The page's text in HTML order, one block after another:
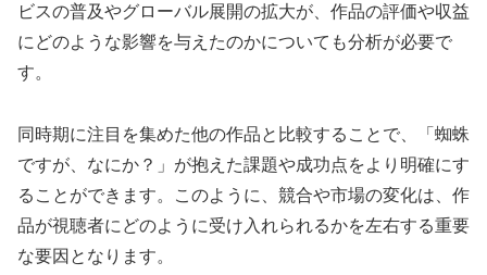
ビスの普及やグローバル展開の拡大が、作品の評価や収益
にどのような影響を与えたのかについても分析が必要で
す。
同時期に注目を集めた他の作品と比較することで、「蜘蛛
ですが、なにか？」が抱えた課題や成功点をより明確にす
ることができます。このように、競合や市場の変化は、作
品が視聴者にどのように受け入れられるかを左右する重要
な要因となります。